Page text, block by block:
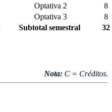
Optativa 2
8
Optativa 3
8
Subtotal semestral 32
Nota: C = Créditos.